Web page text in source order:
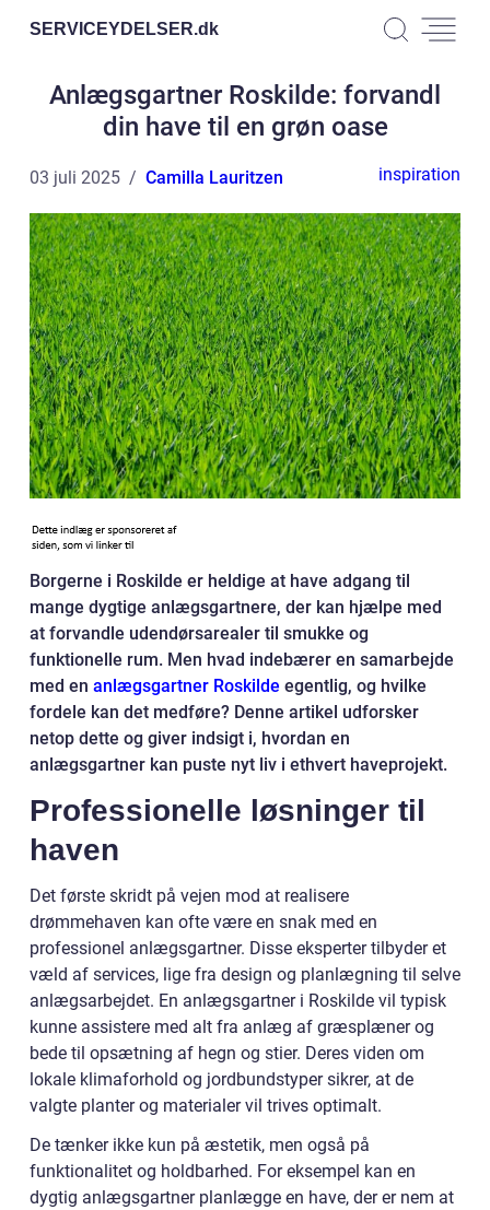
SERVICEYDELSER.dk
Anlægsgartner Roskilde: forvandl
din have til en grøn oase
03 juli 2025 Camilla Lauritzen inspiration
Borgerne i Roskilde er heldige at have adgang til
mange dygtige anlægsgartnere, der kan hjælpe med
at forvandle udendørsarealer til smukke og
funktionelle rum. Men hvad indebærer en samarbejde
med en anlægsgartner Roskilde egentlig, og hvilke
fordele kan det medføre? Denne artikel udforsker
netop dette og giver indsigt i, hvordan en
anlægsgartner kan puste nyt liv i ethvert haveprojekt.
Professionelle løsninger til
haven
Det første skridt på vejen mod at realisere
drømmehaven kan ofte være en snak med en
professionel anlægsgartner. Disse eksperter tilbyder et
væld af services, lige fra design og planlægning til selve
anlægsarbejdet. En anlægsgartner i Roskilde vil typisk
kunne assistere med alt fra anlæg af græsplæner og
bede til opsætning af hegn og stier. Deres viden om
lokale klimaforhold og jordbundstyper sikrer, at de
valgte planter og materialer vil trives optimalt.
De tænker ikke kun på æstetik, men også på
funktionalitet og holdbarhed. For eksempel kan en
dygtig anlægsgartner planlægge en have, der er nem at